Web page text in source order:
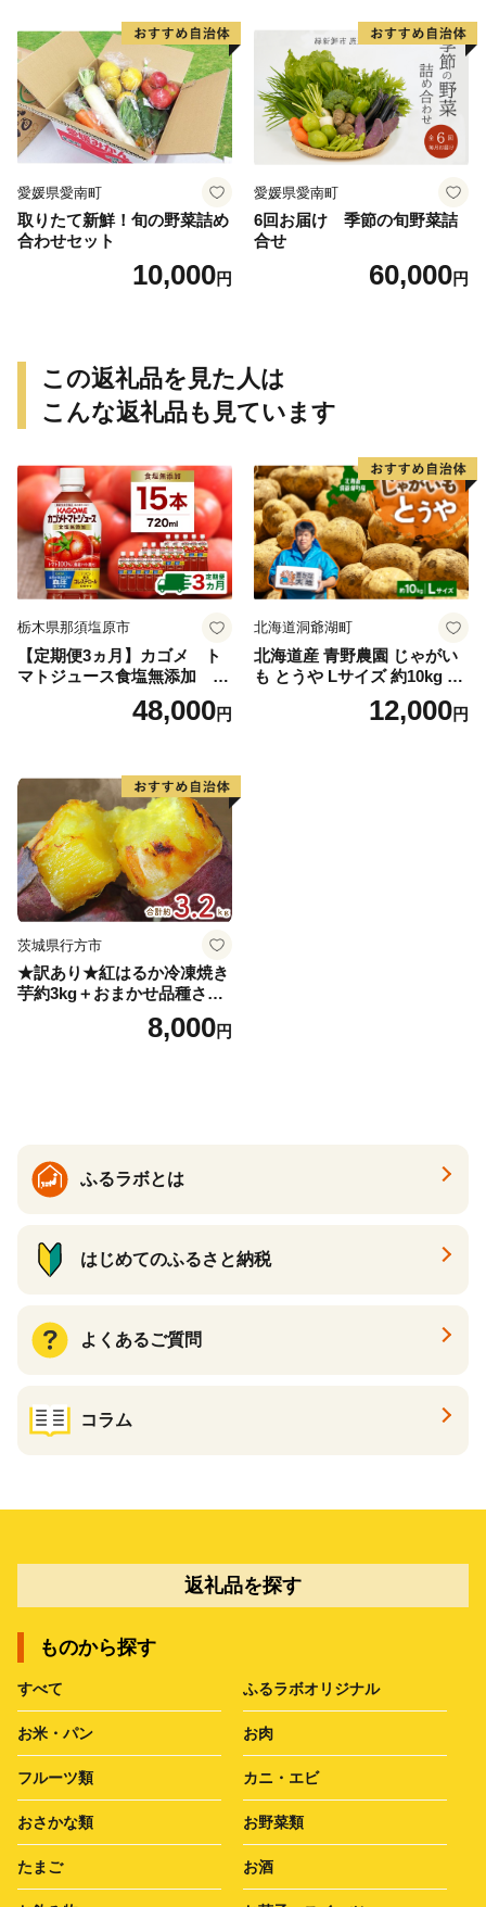
芋 ほしいも スイートポテト
いも天 サイズミックス 甘い
ねっとり 生芋 新芋 あんのう
いも 甘藷 べにはるか スイー
ツ 国産 糖度 産地直送 農家直
送 数量限定 21000円 愛媛 愛
南 ミッチーのおみかん畑
愛媛県愛南町
取りたて新鮮！旬の野菜詰め
合わせセット
10,000円
愛媛県愛南町
6回お届け 季節の旬野菜詰
合せ
60,000円
この返礼品を見た人は
こんな返礼品も見ています
栃木県那須塩原市
【定期便3ヵ月】カゴメ ト
マトジュース食塩無添加 72
0ml PET×15本 1ケース 毎月
届く 3ヵ月 3回コース ns001-
48,000円
北海道洞爺湖町
北海道産 青野農園 じゃがい
も とうや Lサイズ 約10kg 20
26年10月初旬～12月下旬頃お
届け 先行予約 北海道 ジャガ
12,000円
茨城県行方市
★訳あり★紅はるか冷凍焼き
芋約3kg＋おまかせ品種さつ
まいも 合計約3.2kg｜さつ
まいも サツマイモ さつま芋
8,000円
ふるラボとは
はじめてのふるさと納税
よくあるご質問
コラム
返礼品を探す
ものから探す
すべて ふるラボオリジナル
お米・パン お肉
フルーツ類 カニ・エビ
おさかな類 お野菜類
たまご お酒